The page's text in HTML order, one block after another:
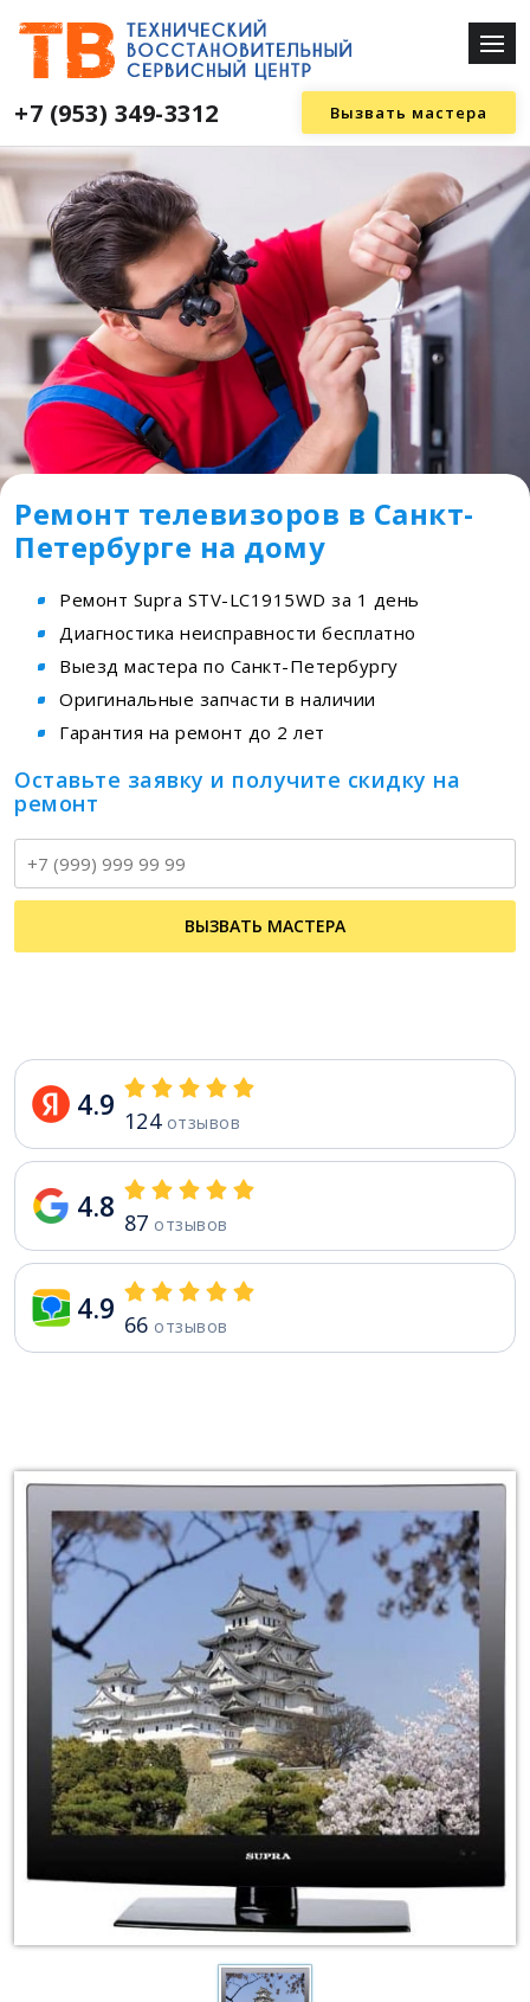
+7 (953) 349-3312 Вызвать мастера
Ремонт телевизоров в Санкт-
Петербурге на дому
Ремонт Supra STV-LC1915WD за 1 день
Диагностика неисправности бесплатно
Выезд мастера по Санкт-Петербургу
Оригинальные запчасти в наличии
Гарантия на ремонт до 2 лет
Оставьте заявку и получите скидку на
ремонт
ВЫЗВАТЬ МАСТЕРА
4.9 124отзывов
4.8 87 отзывов
4.9 66 отзывов